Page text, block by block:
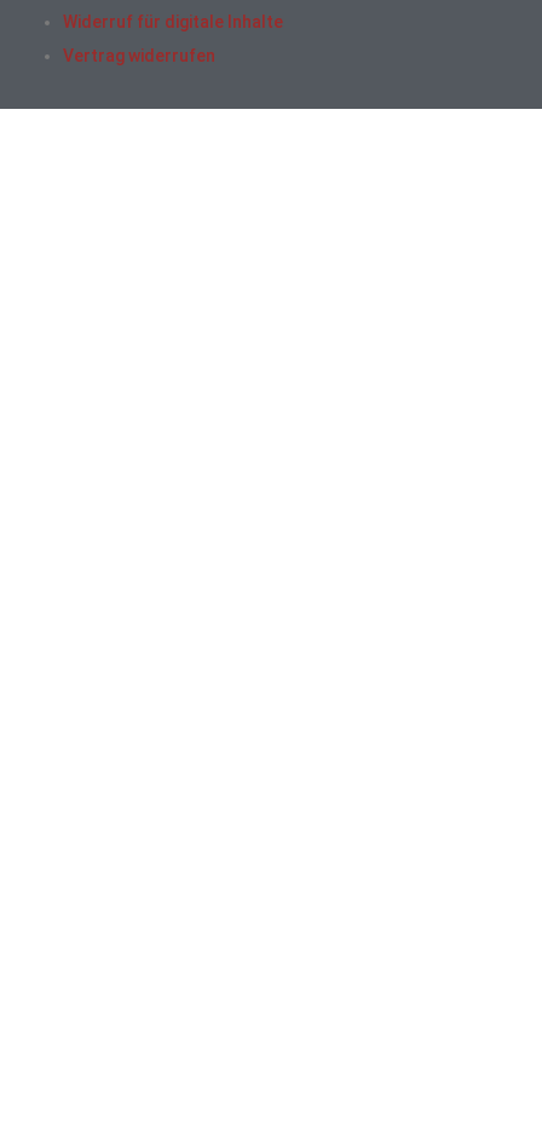
Widerruf für digitale Inhalte
Vertrag widerrufen